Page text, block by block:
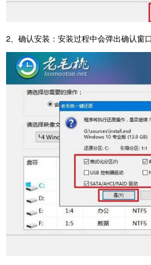
2、确认安装：安装过程中会弹出确认窗口